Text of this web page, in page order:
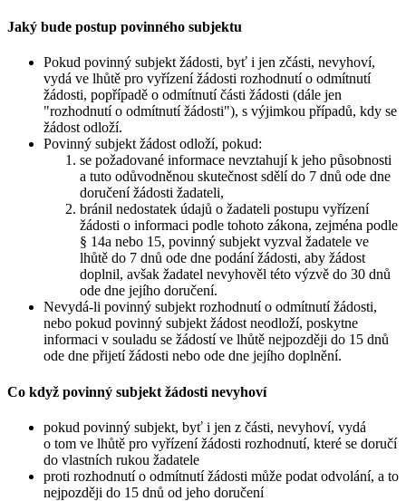
Jaký bude postup povinného subjektu
Pokud povinný subjekt žádosti, byť i jen zčásti, nevyhoví,
vydá ve lhůtě pro vyřízení žádosti rozhodnutí o odmítnutí
žádosti, popřípadě o odmítnutí části žádosti (dále jen
"rozhodnutí o odmítnutí žádosti"), s výjimkou případů, kdy se
žádost odloží.
Povinný subjekt žádost odloží, pokud:
se požadované informace nevztahují k jeho působnosti
a tuto odůvodněnou skutečnost sdělí do 7 dnů ode dne
doručení žádosti žadateli,
bránil nedostatek údajů o žadateli postupu vyřízení
žádosti o informaci podle tohoto zákona, zejména podle
§ 14a nebo 15, povinný subjekt vyzval žadatele ve
lhůtě do 7 dnů ode dne podání žádosti, aby žádost
doplnil, avšak žadatel nevyhověl této výzvě do 30 dnů
ode dne jejího doručení.
Nevydá-li povinný subjekt rozhodnutí o odmítnutí žádosti,
nebo pokud povinný subjekt žádost neodloží, poskytne
informaci v souladu se žádostí ve lhůtě nejpozději do 15 dnů
ode dne přijetí žádosti nebo ode dne jejího doplnění.
Co když povinný subjekt žádosti nevyhoví
pokud povinný subjekt, byť i jen z části, nevyhoví, vydá
o tom ve lhůtě pro vyřízení žádosti rozhodnutí, které se doručí
do vlastních rukou žadatele
proti rozhodnutí o odmítnutí žádosti může podat odvolání, a to
nejpozději do 15 dnů od jeho doručení